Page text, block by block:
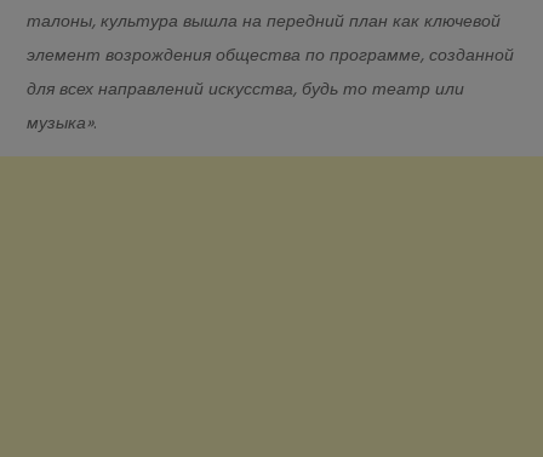
талоны, культура вышла на передний план как ключевой
элемент возрождения общества по программе, созданной
для всех направлений искусства, будь то театр или
музыка».